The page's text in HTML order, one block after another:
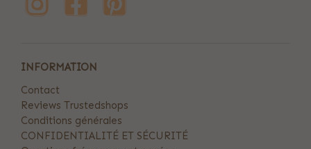
INFORMATION
Contact
Reviews Trustedshops
Conditions générales
CONFIDENTIALITÉ ET SÉCURITÉ